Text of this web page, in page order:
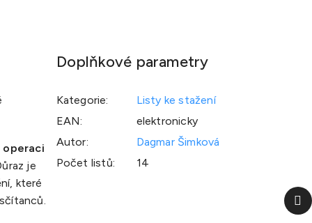
operaci
je
které
Doplňkové parametry
Kategorie:
Listy ke stažení
EAN:
elektronicky
Autor:
Dagmar Šimková
Počet listů: 14